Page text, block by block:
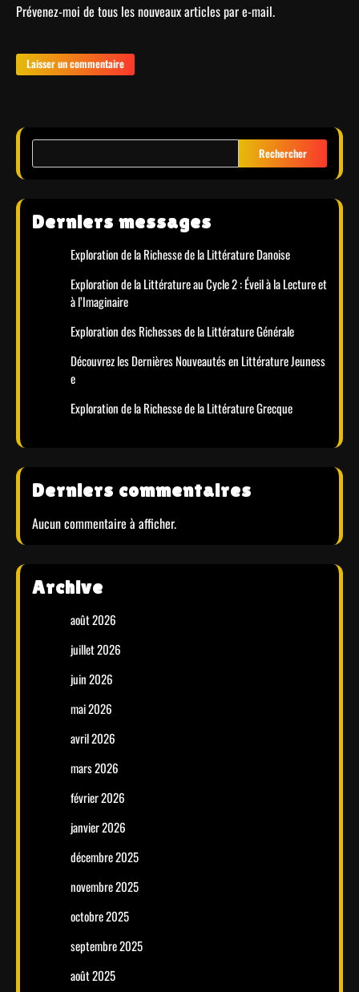
Prévenez-moi de tous les nouveaux articles par e-mail.
Rechercher
Derniers messages
Exploration de la Richesse de la Littérature Danoise
Exploration de la Littérature au Cycle 2 : Éveil à la Lecture et
à l’Imaginaire
Exploration des Richesses de la Littérature Générale
Découvrez les Dernières Nouveautés en Littérature Jeuness
e
Exploration de la Richesse de la Littérature Grecque
Derniers commentaires
Aucun commentaire à afficher.
Archive
août 2026
juillet 2026
juin 2026
mai 2026
avril 2026
mars 2026
février 2026
janvier 2026
décembre 2025
novembre 2025
octobre 2025
septembre 2025
août 2025